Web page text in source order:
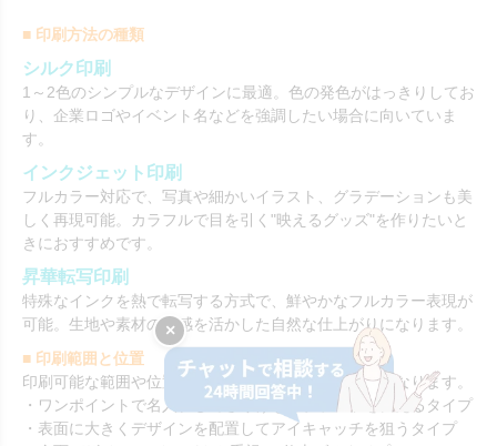
■ 印刷方法の種類
シルク印刷
1～2色のシンプルなデザインに最適。色の発色がはっきりしてお
り、企業ロゴやイベント名などを強調したい場合に向いていま
す。
インクジェット印刷
フルカラー対応で、写真や細かいイラスト、グラデーションも美
しく再現可能。カラフルで目を引く"映えるグッズ"を作りたいと
きにおすすめです。
昇華転写印刷
特殊なインクを熱で転写する方式で、鮮やかなフルカラー表現が
可能。生地や素材の質感を活かした自然な仕上がりになります。
■ 印刷範囲と位置
印刷可能な範囲や位置は、商品や印刷方式によって異なります。
・ワンポイントで名入れしてさりげなくブランドを伝えるタイプ
・表面に大きくデザインを配置してアイキャッチを狙うタイプ
×